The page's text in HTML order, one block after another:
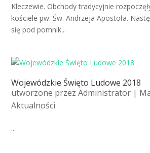
Kleczewie. Obchody tradycyjnie
kościele pw. Św. Andrzeja Apostoła.
się pod pomnik...
Wojewódzkie Święto Ludowe 2018
utworzone przezAdministrator |
Aktualności
...